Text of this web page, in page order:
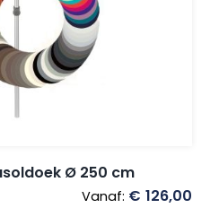
Ø 250 cm
Vanaf: € 126,00